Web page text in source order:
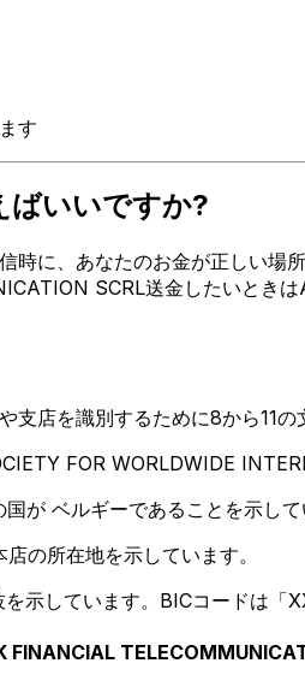
す
ばいいですか?
時に、あなたのお金が正しい
SCRL送金したいとき
店を識別するために8から11の
FOR WORLDWIDE
が ベルギーであることを示して
の所在地を示しています。
示しています。BICコードは「
FINANCIAL